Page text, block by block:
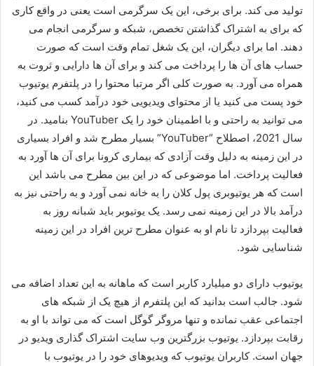
تولید می کند. برای برخی، این یک سرگرمی است یعنی در واقع کاری
که برای به اشتراک گذاشتن تخصص، شبکه و سرگرمی انجام می
دهند. اما برای دیگران، این یک شغل تمام وقت است که صورت
حساب های آن ها را پرداخت می کند و برای آن ها دارایی و ثروت به
همراه می آورد. به صورت کلی اگر مرتبا محتوا را در پلتفرم یوتیوب
خود پست می‌ کنید یا از محتوای ویدیویی خود درآمد کسب می‌ کنید،
می توانید به راحتی و با اطمینان خود را یک YouTuber بنامید. در
سال 2021، اصطلاح “YouTuber” بسیار مطرح شد و افراد بسیاری
در این زمینه به دلیل وقت آزادی که بیماری کرونا برای آن ها آورد به
فعالیت پرداخت. اما موضوعی که در این بین مطرح می باشد این
است که هر یوتیوبری پول کلان را به خانه نمی آورد و به راحتی نیز به
درآمد بالا در این زمینه نمی رسد. یک یوتیوبر باید شبانه روز به
فعالیت بپردازد تا نام او به عنوان مطرح ترین افراد در این زمینه
شناسایی شود.
یوتیوب دارای دو میلیارد کاربر است که ماهانه به این تعداد اضافه می
شود. جالب است بدانید که این پلتفرم از هیچ یک از شبکه های
اجتماعی عقب نمانده و تنها مروگر گوگل است که می تواند با او به
رقابت بپردازد. یوتیوب بزرگترین وب سایت اشتراک گذاری ویدیو در
جهان است. کاربران یوتیوب که ویدیوهای خود را در یوتیوب با